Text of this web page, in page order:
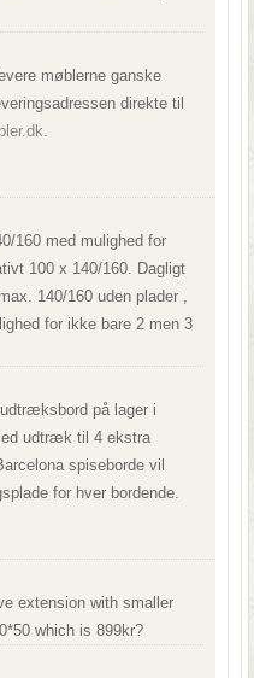
møblerne ganske
direkte til
.
160 med mulighed for
100 x 140/160. Dagligt
140/160 uden plader ,
for ikke bare 2 men 3
på lager i
udtræk til 4 ekstra
spiseborde vil
for hver bordende.
extension with smaller
which is 899kr?